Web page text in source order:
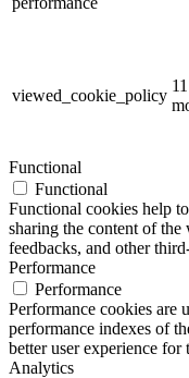
viewed_cookie_policy
11
Functional
Functional
Functional cookies help
sharing the content of
feedbacks, and other
Performance
Performance
Performance cookies are
performance indexes of
better user experience for
Analytics